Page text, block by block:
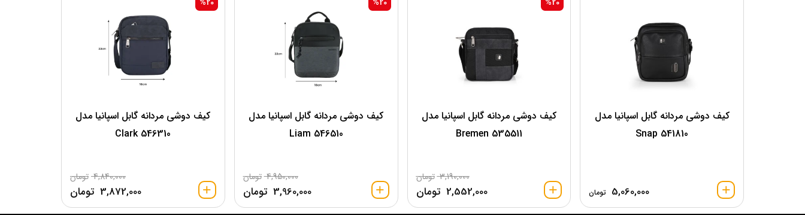
کیف دوشی مردانه گابل اسپانیا مدل
541810 Snap
5,060,000 تومان
کیف دوشی مردانه گابل اسپانیا مدل
535511 Bremen
3,190,000 تومان
2,552,000 تومان
کیف دوشی مردانه گابل اسپانیا مدل
546510 Liam
4,950,000 تومان
3,960,000 تومان
کیف دوشی مردانه گابل اسپانیا مدل
Clark 546310
4,840,000 تومان
3,872,000 تومان